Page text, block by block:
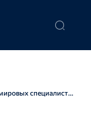
Один из ведущих мировых специалистов в области искусственного интеллекта Джасприт Биндра принял участие в марафоне «Знание.Первые» Российского общества «Знание»